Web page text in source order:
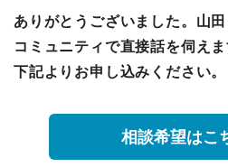
ありがとうございました。山
コミュニティで直接話を伺え
下記よりお申し込みください。
相談希望はこ